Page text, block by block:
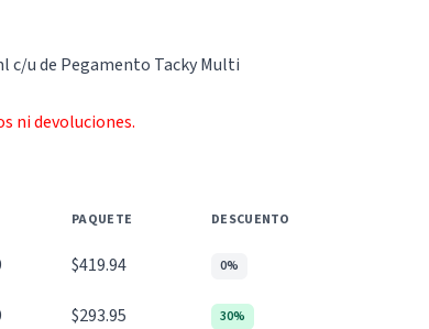
c/u de Pegamento Tacky Multi
ni devoluciones.
PAQUETE DESCUENTO
$419.94 0%
$293.95 30%